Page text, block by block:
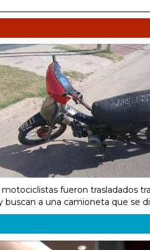
motociclistas fueron trasladados
buscan a una camioneta que se